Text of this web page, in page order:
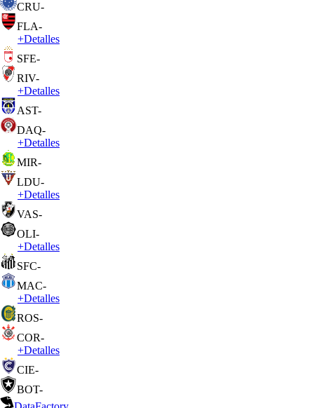
CRU-
FLA-
+Detalles
SFE-
RIV-
+Detalles
AST-
DAQ-
+Detalles
MIR-
LDU-
+Detalles
VAS-
OLI-
+Detalles
SFC-
MAC-
+Detalles
ROS-
COR-
+Detalles
CIE-
BOT-